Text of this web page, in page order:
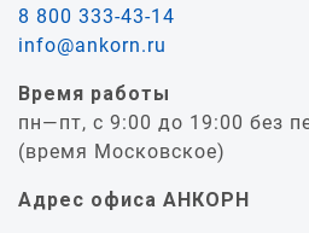
8 800 333-43-14
info@ankorn.ru
Время работы
пн—пт, с 9:00 до 19:00 без
(время Московское)
Адрес офиса АНКОРН